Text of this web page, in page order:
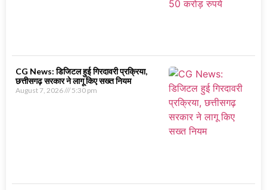
CG News: डिजिटल हुई गिरदावरी प्रक्रिया,
छत्तीसगढ़ सरकार ने लागू किए सख्त नियम
August 7, 2026 5:30 pm